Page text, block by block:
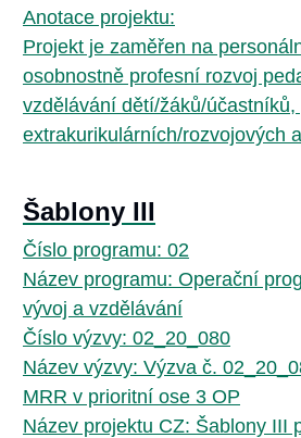
Anotace projektu:
Projekt je zaměřen na
osobnostně profesní rozvoj
vzdělávání dětí/žáků/účastníků,
extrakurikulárních/rozvojových
Šablony III
Číslo programu: 02
Název programu: Operační
vývoj a vzdělávání
Číslo výzvy: 02_20_080
Název výzvy: Výzva č.
MRR v prioritní ose 3 OP
Název projektu CZ: Šablony III